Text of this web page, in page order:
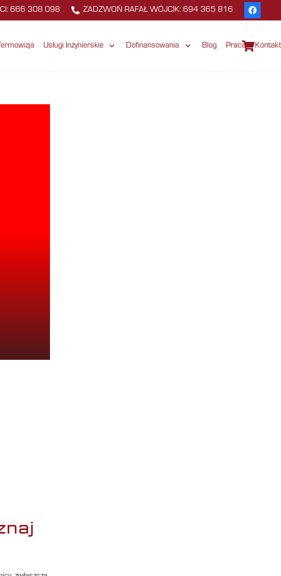
666 308 098 ZADZWOŃ RAFAŁ WÓJCIK: 694 365 816
Usługi Inżynierskie Dofinansowania Blog Praca Kontakt